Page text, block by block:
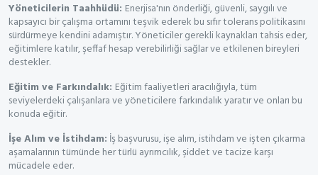
Yöneticilerin Taahhüdü: Enerjisa'nın önderliği, güvenli, saygılı ve
kapsayıcı bir çalışma ortamını teşvik ederek bu sıfır tolerans politikasını
sürdürmeye kendini adamıştır. Yöneticiler gerekli kaynakları tahsis eder,
eğitimlere katılır, şeffaf hesap verebilirliği sağlar ve etkilenen bireyleri
destekler.
Eğitim ve Farkındalık: Eğitim faaliyetleri aracılığıyla, tüm
seviyelerdeki çalışanlara ve yöneticilere farkındalık yaratır ve onları bu
konuda eğitir.
İşe Alım ve İstihdam: İş başvurusu, işe alım, istihdam ve işten çıkarma
aşamalarının tümünde her türlü ayrımcılık, şiddet ve tacize karşı
mücadele eder.